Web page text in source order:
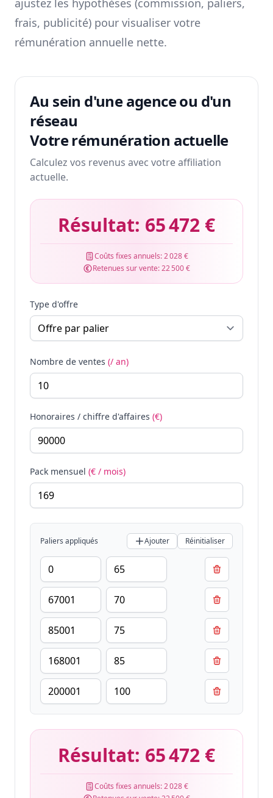
ajustez les hypothèses (commission, paliers,
frais, publicité) pour visualiser votre
rémunération annuelle nette.
Au sein d'une agence ou d'un
réseau
Votre rémunération actuelle
Calculez vos revenus avec votre affiliation
actuelle.
Résultat: 65 472 €
Coûts fixes annuels:2 028 €
Retenues sur vente:22 500 €
Type d'offre
Nombre de ventes (/ an)
Honoraires / chiffre d'affaires (€)
Pack mensuel (€ / mois)
Paliers appliqués Ajouter Réinitialiser
Résultat: 65 472 €
Coûts fixes annuels:2 028 €